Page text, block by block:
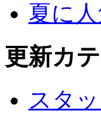
夏に
更新カ
スタ